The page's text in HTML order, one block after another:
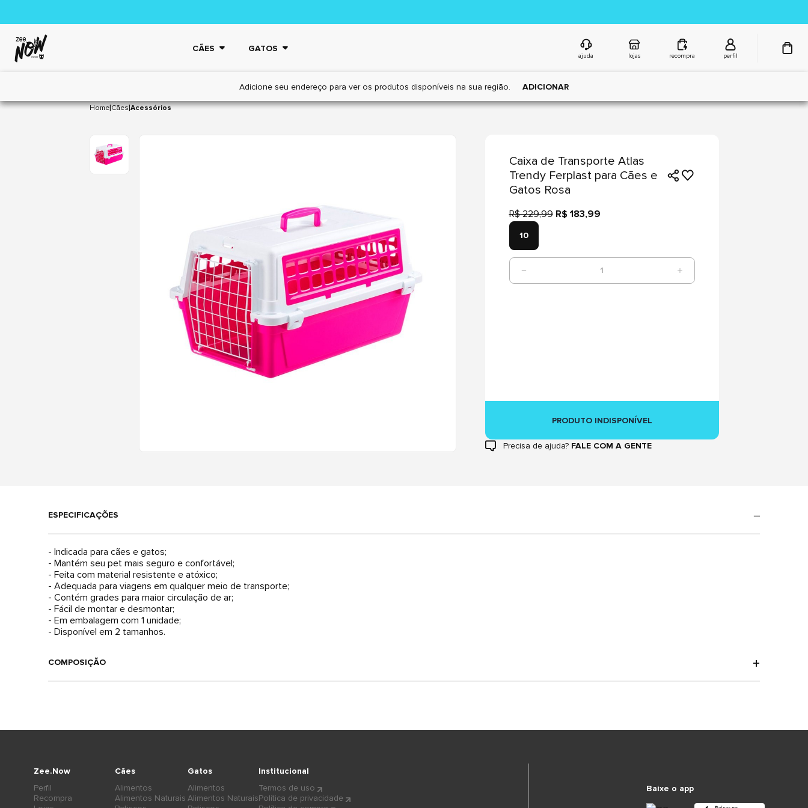
CÃES GATOS
ajuda lojas recompra perfil
Adicione seu endereço para ver os produtos disponíveis na sua região. ADICIONAR
Home|Cães|Acessórios
Caixa de Transporte Atlas
Trendy Ferplast para Cães e
Gatos Rosa
R$ 229,99 R$ 183,99
10
1
PRODUTO INDISPONÍVEL
Precisa de ajuda? FALE COM A GENTE
ESPECIFICAÇÕES
- Indicada para cães e gatos;
- Mantém seu pet mais seguro e confortável;
- Feita com material resistente e atóxico;
- Adequada para viagens em qualquer meio de transporte;
- Contém grades para maior circulação de ar;
- Fácil de montar e desmontar;
- Em embalagem com 1 unidade;
- Disponível em 2 tamanhos.
COMPOSIÇÃO
Cães
Alimentos
Alimentos Naturais
Gatos
Alimentos
Alimentos Naturais
Zee.Now
Perfil
Recompra
Institucional
Termos de uso
Política de privacidade
Baixe o app